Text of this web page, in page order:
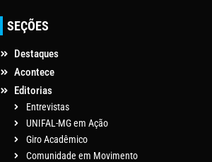
SEÇÕES
Destaques
Acontece
Editorias
Entrevistas
UNIFAL-MG em Ação
Giro Acadêmico
Comunidade em Movimento